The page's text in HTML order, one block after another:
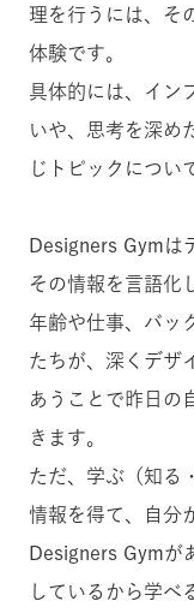
理を行うには、そ
体験です。
具体的には、イン
いや、思考を深め
じトピックについ
Designers Gymは
その情報を言語化
年齢や仕事、バッ
たちが、深くデザ
あうことで昨日の
きます。
ただ、学ぶ（知る
情報を得て、自分
Designers Gymが
しているから学べ